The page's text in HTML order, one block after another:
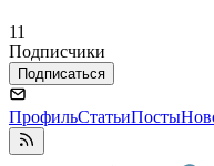
11
Подписчики
Подписаться
ПрофильСтатьиПосты